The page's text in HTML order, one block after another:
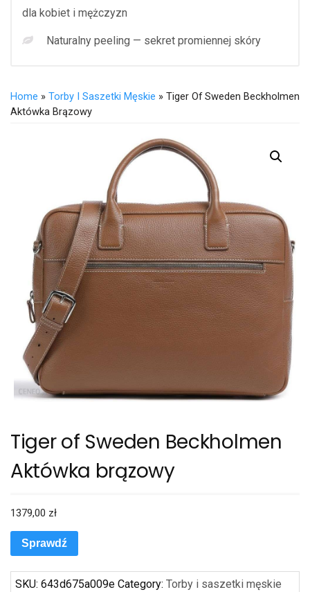
dla kobiet i mężczyzn
Naturalny peeling — sekret promiennej skóry
Home » Torby I Saszetki Męskie » Tiger Of Sweden Beckholmen
Aktówka Brązowy
Tiger of Sweden Beckholmen
Aktówka brązowy
1379,00 zł
Sprawdź
SKU: 643d675a009e Category: Torby i saszetki męskie